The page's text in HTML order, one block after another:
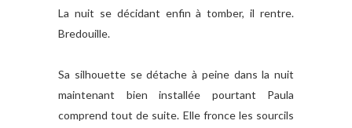
La nuit se décidant enfin à tomber, il rentre.
Bredouille.
Sa silhouette se détache à peine dans la nuit
maintenant bien installée pourtant Paula
comprend tout de suite. Elle fronce les sourcils